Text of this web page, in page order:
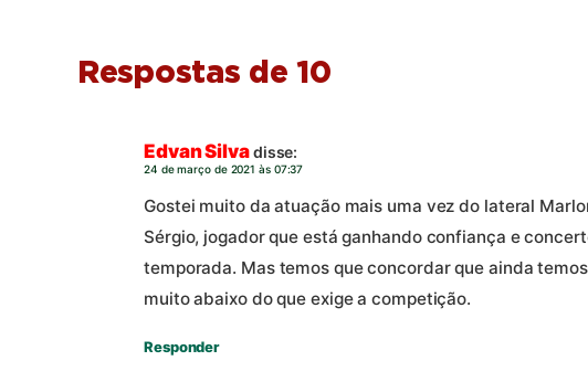
Respostas de 10
Edvan Silvadisse:
24 de março de 2021 às 07:37
Gostei muito da atuação mais uma vez do lateral
Sérgio, jogador que está ganhando confiança e
temporada. Mas temos que concordar que ainda
muito abaixo do que exige a competição.
Responder